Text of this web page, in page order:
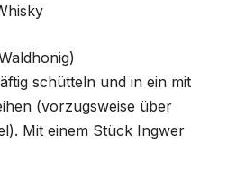
schütteln und in ein mit
(vorzugsweise über
Mit einem Stück Ingwer